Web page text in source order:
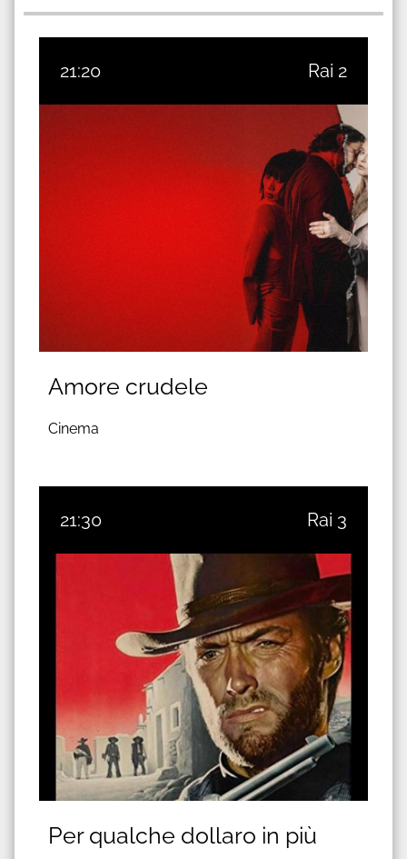
21:20 Rai 2
Amore crudele
Cinema
21:30 Rai 3
Per qualche dollaro in più